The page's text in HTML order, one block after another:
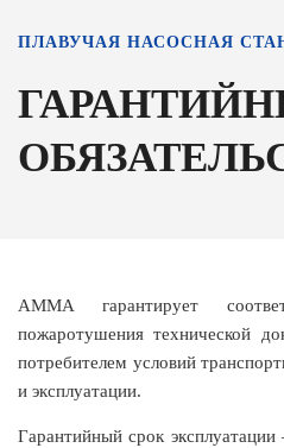
ПЛАВУЧАЯ НАСОСНАЯ
АММА гарантирует
пожаротушения технической
потребителем условий
и эксплуатации.
Гарантийный срок